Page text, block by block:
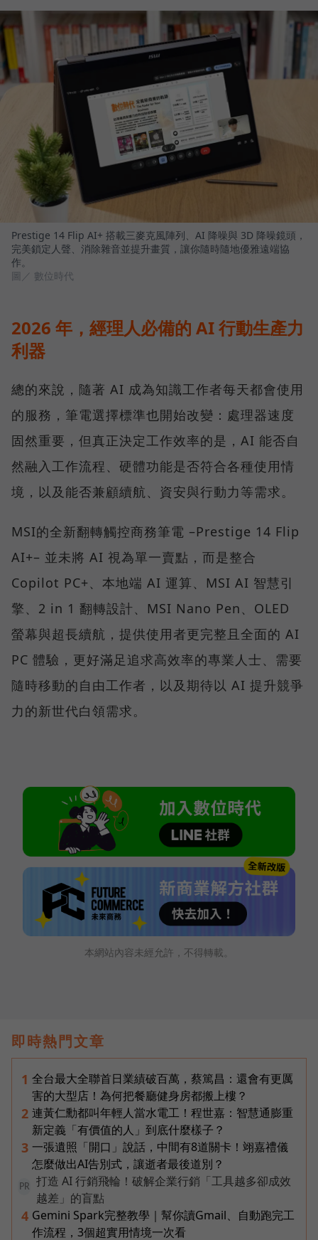
Prestige 14 Flip AI+ 搭載三麥克風陣列、AI 降噪與 3D 降噪鏡頭，
完美鎖定人聲、消除雜音並提升畫質，讓你隨時隨地優雅遠端協
作。
圖／ 數位時代
2026 年，經理人必備的 AI 行動生產力
利器
總的來說，隨著 AI 成為知識工作者每天都會使用
的服務，筆電選擇標準也開始改變：處理器速度
固然重要，但真正決定工作效率的是，AI 能否自
然融入工作流程、硬體功能是否符合各種使用情
境，以及能否兼顧續航、資安與行動力等需求。
MSI的全新翻轉觸控商務筆電 –Prestige 14 Flip
AI+– 並未將 AI 視為單一賣點，而是整合
Copilot PC+、本地端 AI 運算、MSI AI 智慧引
擎、2 in 1 翻轉設計、MSI Nano Pen、OLED
螢幕與超長續航，提供使用者更完整且全面的 AI
PC 體驗，更好滿足追求高效率的專業人士、需要
隨時移動的自由工作者，以及期待以 AI 提升競爭
力的新世代白領需求。
本網站內容未經允許，不得轉載。
即時熱門文章
1 全台最大全聯首日業績破百萬，蔡篤昌：還會有更厲
害的大型店！為何把餐廳健身房都搬上樓？
2 連黃仁勳都叫年輕人當水電工！程世嘉：智慧通膨重
新定義「有價值的人」到底什麼樣子？
3 一張遺照「開口」說話，中間有8道關卡！翊嘉禮儀
怎麼做出AI告別式，讓逝者最後道別？
PR
打造 AI 行銷飛輪！破解企業行銷「工具越多卻成效
越差」的盲點
4 Gemini Spark完整教學｜幫你讀Gmail、自動跑完工
作流程，3個超實用情境一次看